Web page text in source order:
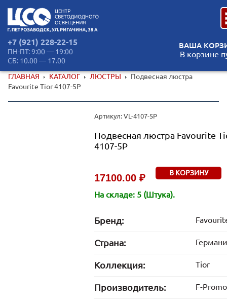
+7 (921) 228-22-15
ПН-ПТ: 9:00 — 19:00
СБ: 10.00 — 17.00
ВАША
В корзине
ГЛАВНАЯ КАТАЛОГ ЛЮСТРЫ
Подвесная люстра
Favourite Tior 4107-5P
Артикул: VL-4107-5P
Подвесная люстра Favourite
4107-5P
17100.00 ₽ В КОРЗИНУ
На складе: 5 (Штука).
Бренд:
Страна:
Коллекция: Tior
Производитель: F-Promo